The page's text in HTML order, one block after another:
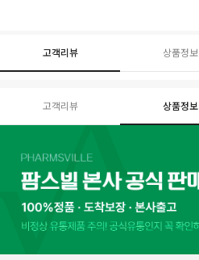
고객리뷰 상품정보
고객리뷰 상품정보